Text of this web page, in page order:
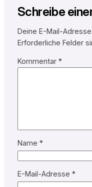
Schreibe
Deine E-Mail-
Erforderliche Felder
Kommentar *
Name *
E-Mail-Adresse *